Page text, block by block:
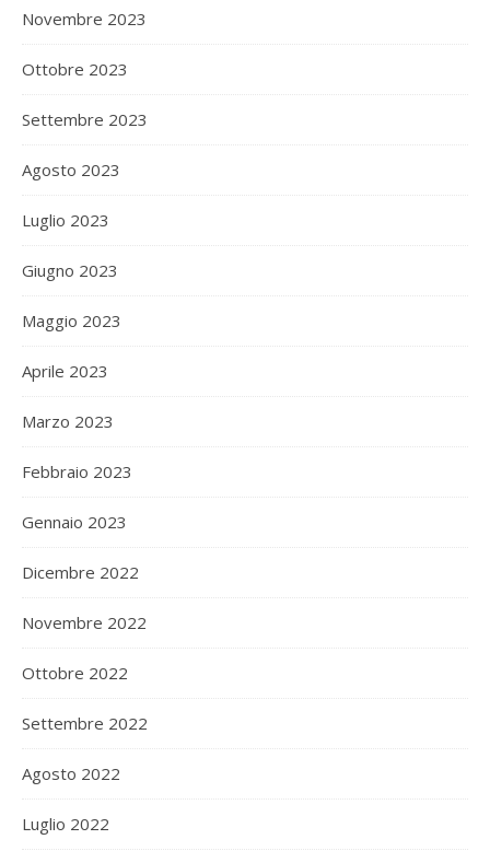
Novembre 2023
Ottobre 2023
Settembre 2023
Agosto 2023
Luglio 2023
Giugno 2023
Maggio 2023
Aprile 2023
Marzo 2023
Febbraio 2023
Gennaio 2023
Dicembre 2022
Novembre 2022
Ottobre 2022
Settembre 2022
Agosto 2022
Luglio 2022